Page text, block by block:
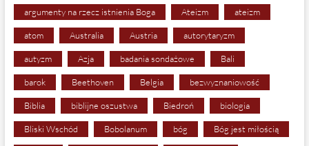
argumenty na rzecz istnienia Boga Ateizm ateizm
atom Australia Austria autorytaryzm
autyzm Azja badania sondażowe Bali
barok Beethoven Belgia bezwyznaniowość
Biblia biblijne oszustwa Biedroń biologia
Bliski Wschód Bobolanum bóg Bóg jest miłością